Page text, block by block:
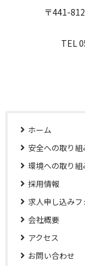
〒441-
TEL
ホーム
安全への取り組
環境への取り組
採用情報
求人申し込みフ
会社概要
アクセス
お問い合わせ